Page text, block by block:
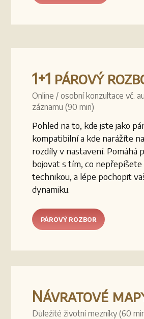
1+1 párový
Online / osobní konzultace vč.
záznamu (90 min)
Pohled na to, kde jste jako
kompatibilní a kde narážíte
rozdíly v nastavení. Pomáhá
bojovat s tím, co nepřepíšete
technikou, a lépe pochopit
dynamiku.
PÁROVÝ ROZBOR
Návratové
Důležité životní mezníky (60